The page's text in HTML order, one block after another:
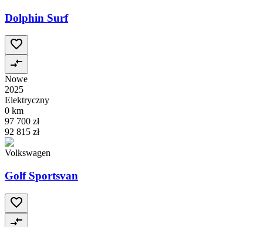
Dolphin Surf
Nowe
2025
Elektryczny
0 km
97 700 zł
92 815 zł
Volkswagen
Golf Sportsvan